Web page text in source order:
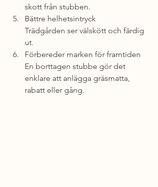
skott från stubben.
Bättre helhetsintryck
Trädgården ser välskött och färdig
ut.
Förbereder marken för framtiden
En borttagen stubbe gör det
enklare att anlägga gräsmatta,
rabatt eller gång.